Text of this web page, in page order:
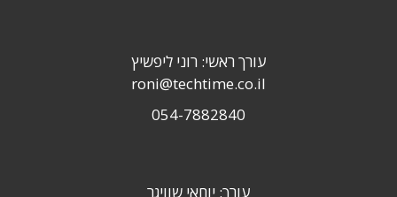
עורך ראשי: רוני ליפשיץ
roni@techtime.co.il
054-7882840
עורך: יוחאי שוויגר